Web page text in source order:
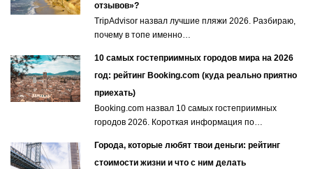
отзывов»?
TripAdvisor назвал лучшие пляжи 2026. Разбираю,
почему в топе именно…
10 самых гостеприимных городов мира на 2026
год: рейтинг Booking.com (куда реально приятно
приехать)
Booking.com назвал 10 самых гостеприимных
городов 2026. Короткая информация по…
Города, которые любят твои деньги: рейтинг
стоимости жизни и что с ним делать